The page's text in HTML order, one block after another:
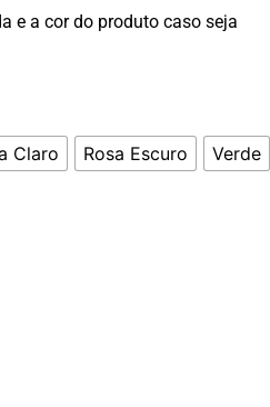
e a cor do produto caso seja
Claro Rosa Escuro Verde